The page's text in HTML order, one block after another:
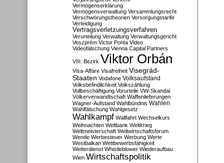
Vermögenserklärung
Vermögensverwaltung Versammlungsrecht
Verschwörungstheorien Versorgungstarife
Verteidigung
Vertragsverletzungsverfahren
Verurteilung Verwaltung Verwaltungsgericht
Veszprém Victor Ponta Video
Videofälschung Vienna Capital Partners
VIII. Bezirk Viktor Orbán
Visa-Affäre Visafreiheit Visegrád-
Staaten Vodafone Volksaufstand
Volksbefindlichkeit Volkszählung
Vollbeschäftigung Vorurteile VW-Skandal
Völkerverwandtschaft Waffenlieferungen
Wagner-Aufstand Wahlbündnis Wahlen
Wahlfälschung Wahlgesetz
Wahlkampf Wallfahrt Wechselkurs
Weihnachten Weltbank Weltkrieg
Weltmeisterschaft Weltwirtschaftsforum
Wende Werbesteuer Werbung Werte
Westbalkan Wettbewerbsfähigkeit
Wetterdienst Whistleblower Wiederaufbau
Wien Wirtschaftspolitik